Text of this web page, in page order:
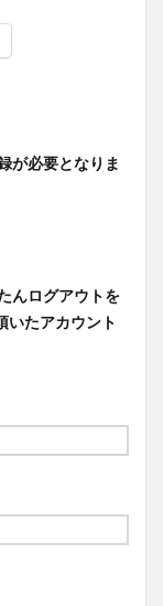
が必要となりま
んログアウトを
いたアカウント